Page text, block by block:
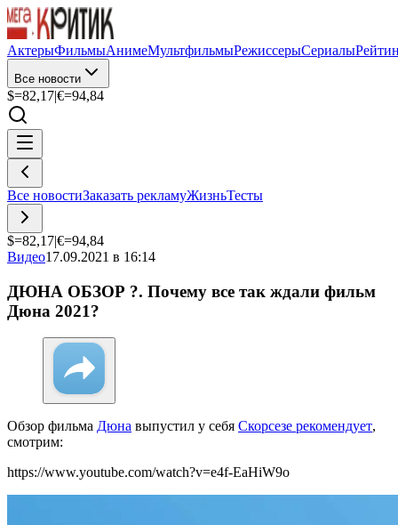
АктерыФильмыАнимеМультфильмыРежиссерыСериалы
Все новости
$=82,17|€=94,84
Все новостиЗаказать рекламуЖизньТесты
$=82,17|€=94,84
Видео17.09.2021 в 16:14
ДЮНА ОБЗОР ?. Почему все так ждали фильм
Дюна 2021?
Обзор фильма Дюна выпустил у себя Скорсезе рекомендует,
смотрим:
https://www.youtube.com/watch?v=e4f-EaHiW9o